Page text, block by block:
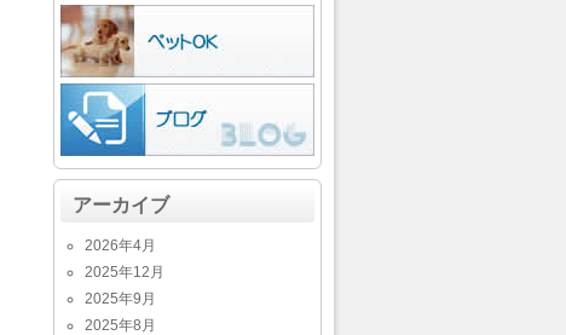
アーカイブ
2026年4月
2025年12月
2025年9月
2025年8月